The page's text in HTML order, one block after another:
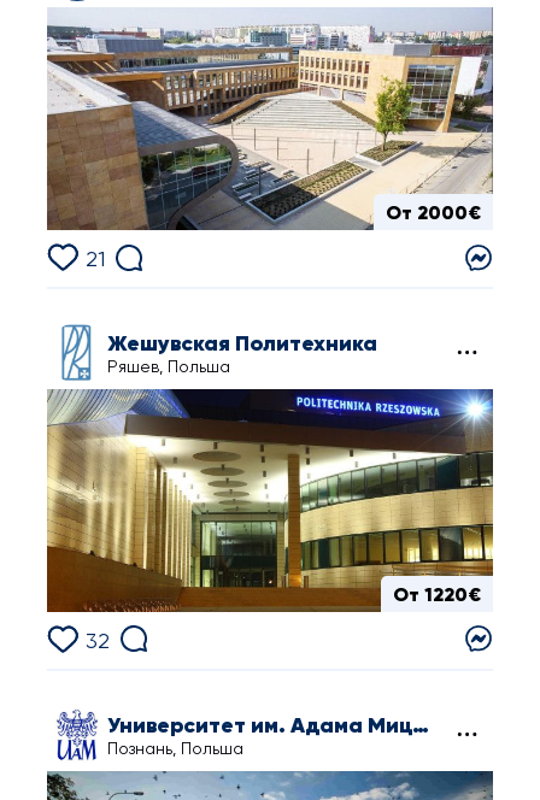
От 2000€
21
Жешувская Политехника
Ряшев, Польша
От 1220€
32
Университет им. Адама Мицкевича в Познани
Познань, Польша